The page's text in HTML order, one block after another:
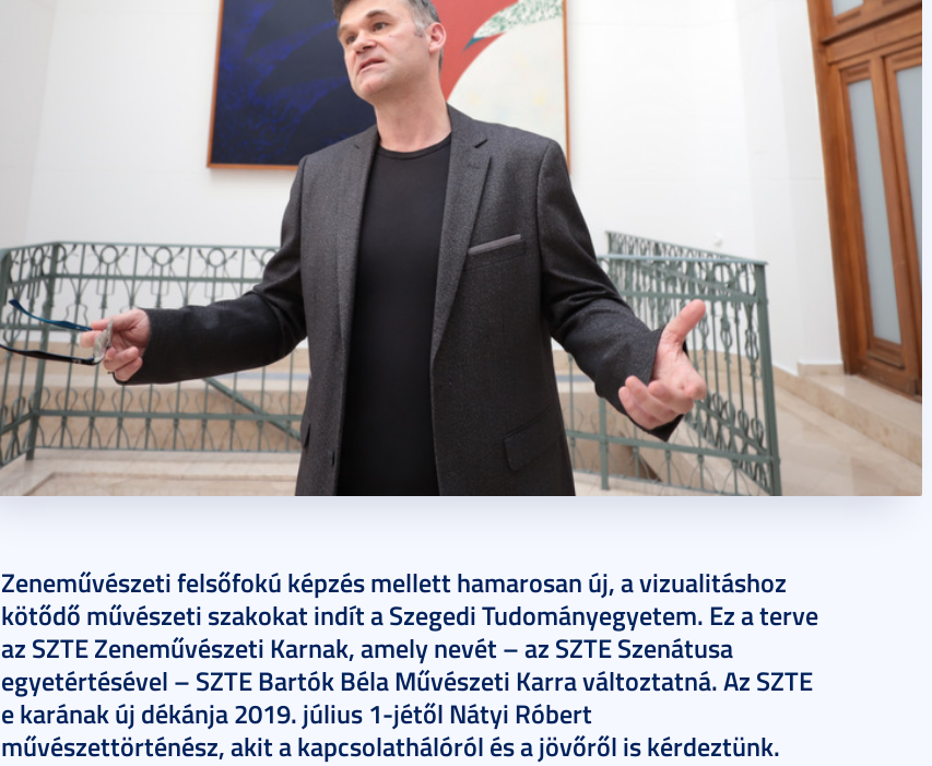
Zeneművészeti felsőfokú képzés mellett hamarosan új, a vizualitáshoz
kötődő művészeti szakokat indít a Szegedi Tudományegyetem. Ez a terve
az SZTE Zeneművészeti Karnak, amely nevét – az SZTE Szenátusa
egyetértésével – SZTE Bartók Béla Művészeti Karra változtatná. Az SZTE
e karának új dékánja 2019. július 1-jétől Nátyi Róbert
művészettörténész, akit a kapcsolathálóról és a jövőről is kérdeztünk.